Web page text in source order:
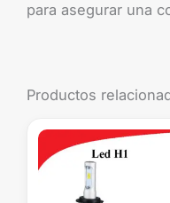
para asegurar una
Productos